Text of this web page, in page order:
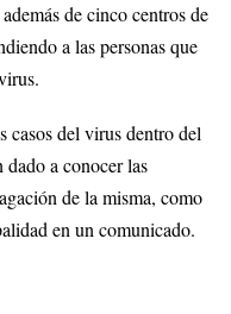
de cinco centros de
a las personas que
casos del virus dentro del
a conocer las
de la misma, como
en un comunicado.